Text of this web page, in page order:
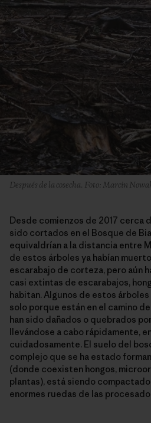
Después de la cosecha. Foto: Marcin
Desde comienzos de 2017 cerca
sido cortados en el Bosque de
equivaldrían a la distancia entre
de estos árboles ya habían
escarabajo de corteza, pero aún
casi extintas de escarabajos,
habitan. Algunos de estos
solo porque están en el camino
han sido dañados o quebrados
llevándose a cabo rápidamente,
cuidadosamente. El suelo del
complejo que se ha estado
(donde coexisten hongos,
plantas), está siendo
enormes ruedas de las